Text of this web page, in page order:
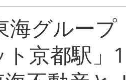
海グルー
ト京都駅」